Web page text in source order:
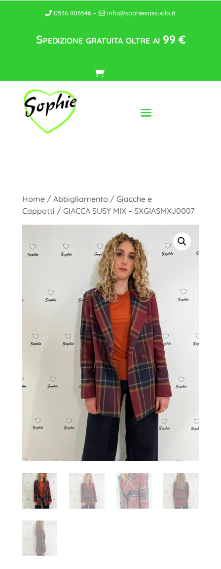
0536 806546 – info@sophiesassuolo.it
Spedizione gratuita oltre ai 99 €
Home/ Abbigliamento / Giacche e
Cappotti / GIACCA SUSY MIX – SXGIASMXJ0007